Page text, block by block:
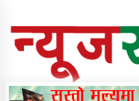
Online News Portal